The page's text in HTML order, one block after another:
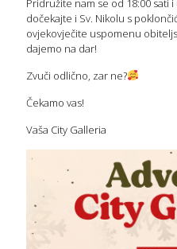
Pridružite nam se od 18:00 sati
dočekajte i Sv. Nikolu s
ovjekovječite uspomenu
dajemo na dar!
Zvuči odlično, zar ne?
Čekamo vas!
Vaša City Galleria